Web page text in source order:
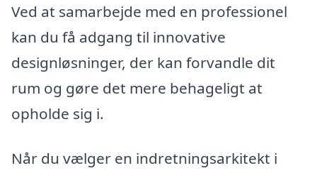
Ved at samarbejde med en professionel
kan du få adgang til innovative
designløsninger, der kan forvandle dit
rum og gøre det mere behageligt at
opholde sig i.
Når du vælger en indretningsarkitekt i